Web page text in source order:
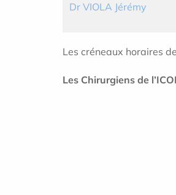
Dr VIOLA Jérémy
Les créneaux horaires
Les Chirurgiens de